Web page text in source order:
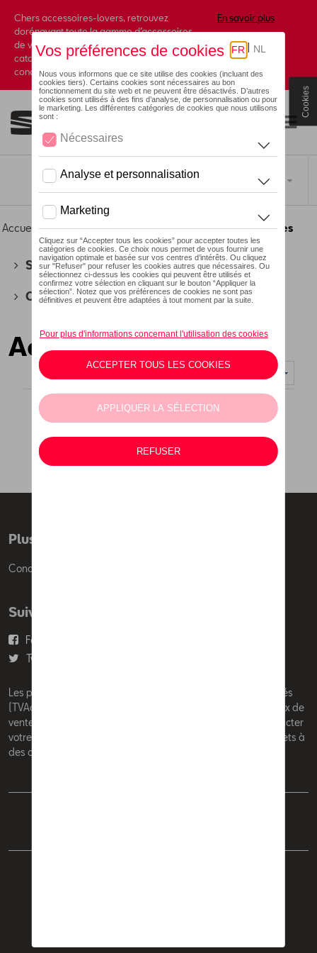
Chers accessoires-lovers, retrouvez
dorénavant toute la gamme d’accessoires
de votre marque préférée sous forme de
catalogue à commander auprès de votre
concessionaire.
En savoir plus
Accueil >Pour vous >Audi Sport Collection > Accessoires
SEAT(178)
CUPRA(201)
Accessoires
Plus d'informations
Conditions de vente
Suivez nous
Facebook
Twitter
Les prix affichés sur le présent site sont des prix recommandés
(TVAc), hors éventuels frais de montage. Pour connaitre le prix de
vente actuel et les éventuels frais de montage, veuillez contacter
votre concessionnaire/agent. Les prix recommandés sont sujets à
des changements sans préavis.
Cookies